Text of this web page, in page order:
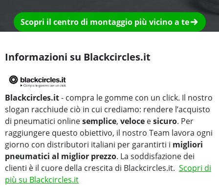
Scopri il centro di montaggio più vicino a te
Informazioni su Blackcircles.it
Blackcircles.it- compra le gomme con un click. Il nostro
slogan racchiude ciò in cui crediamo: rendere l’acquisto
di pneumatici onlinesemplice, veloce esicuro. Per
raggiungere questo obiettivo, il nostro Team lavora ogni
giorno con distributori italiani per garantirti i migliori
pneumatici al miglior prezzo. La soddisfazione dei
clienti è il cuore della crescita di Blackcircles.it. Scopri di
più su Blackcircles.it